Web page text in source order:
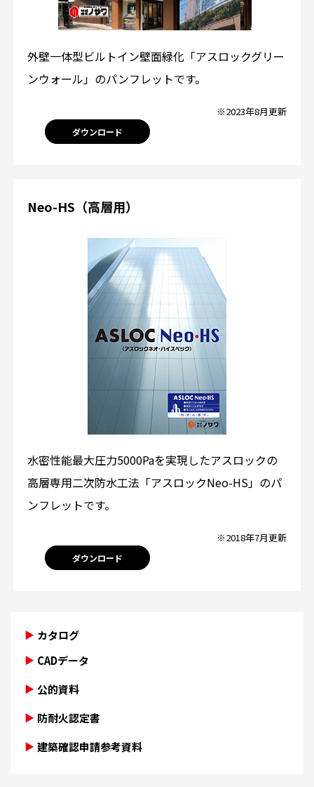
外壁一体型ビルトイン壁面緑化「アスロックグリー
ンウォール」のパンフレットです。
※2023年8月更新
ダウンロード
Neo-HS（高層用）
水密性能最大圧力5000Paを実現したアスロックの
高層専用二次防水工法「アスロックNeo-HS」のパ
ンフレットです。
※2018年7月更新
ダウンロード
カタログ
CADデータ
公的資料
防耐火認定書
建築確認申請参考資料